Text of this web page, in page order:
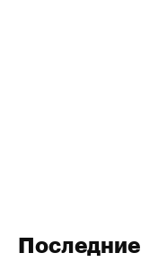
Последние